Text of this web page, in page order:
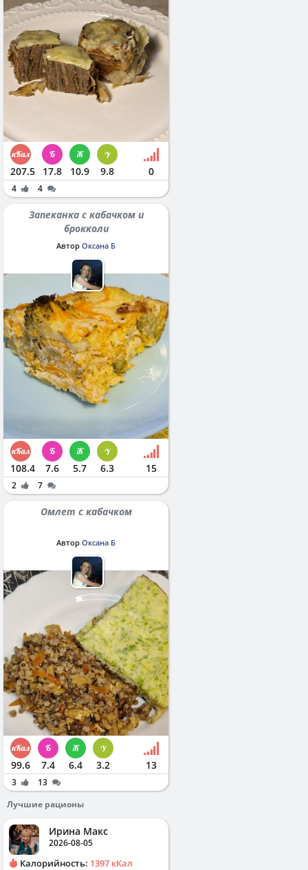
207.5 17.8 10.9 9.8 0
4 4
Запеканка с кабачком и
брокколи
Автор Оксана Б
108.4 7.6 5.7 6.3 15
2 7
Омлет с кабачком
Автор Оксана Б
99.6 7.4 6.4 3.2 13
3
13
Лучшие рационы
Ирина Макс
2026-08-05
Калорийность: 1397 кКал